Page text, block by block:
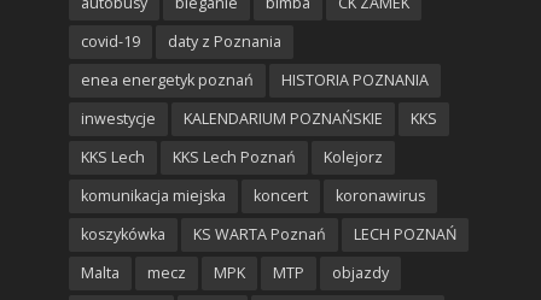
covid-19
daty z Poznania
enea energetyk poznań
HISTORIA POZNANIA
inwestycje
KALENDARIUM POZNAŃSKIE
KKS
KKS Lech
KKS Lech Poznań
Kolejorz
komunikacja miejska
koncert
koronawirus
koszykówka
KS WARTA Poznań
LECH POZNAŃ
Malta
mecz MPK MTP
objazdy